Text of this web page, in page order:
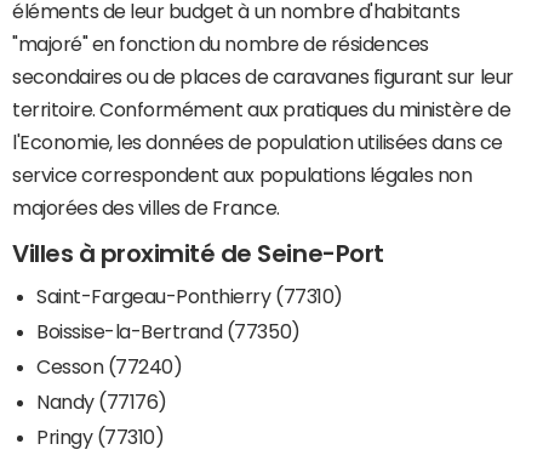
éléments de leur budget à un nombre d'habitants
"majoré" en fonction du nombre de résidences
secondaires ou de places de caravanes figurant sur leur
territoire. Conformément aux pratiques du ministère de
l'Economie, les données de population utilisées dans ce
service correspondent aux populations légales non
majorées des villes de France.
Villes à proximité de Seine-Port
Saint-Fargeau-Ponthierry (77310)
Boissise-la-Bertrand (77350)
Cesson (77240)
Nandy (77176)
Pringy (77310)